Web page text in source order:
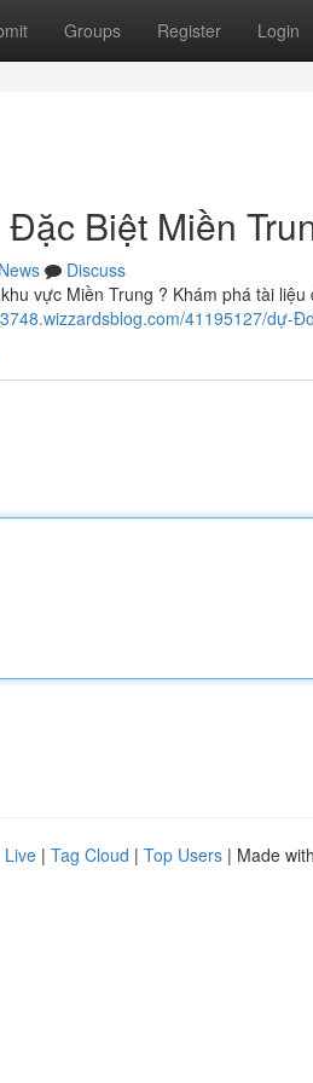
Groups Register Login
Biệt Miền
News
Discuss
vực Miền Trung ? Khám phá tài
41195127/dự-
Live | Tag Cloud | Top Users | Made with